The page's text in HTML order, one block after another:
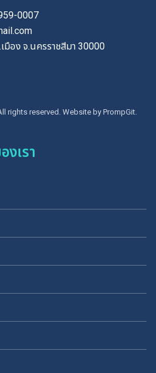
0007
มือง จ.นครราชสีมา 30000
rights reserved. Website by PrompGit.
งเรา